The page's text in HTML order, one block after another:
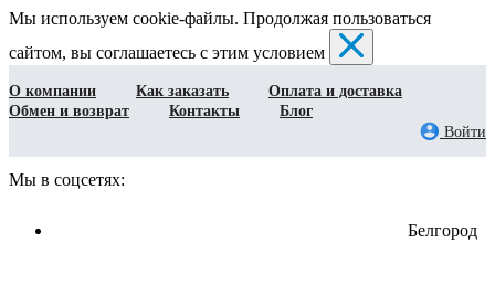
Мы используем cookie-файлы. Продолжая пользоваться
сайтом, вы соглашаетесь с этим условием
О компании Как заказать
Оплата и доставка
Обмен и возврат
Контакты
Блог
Войти
Мы в соцсетях:
Белгород